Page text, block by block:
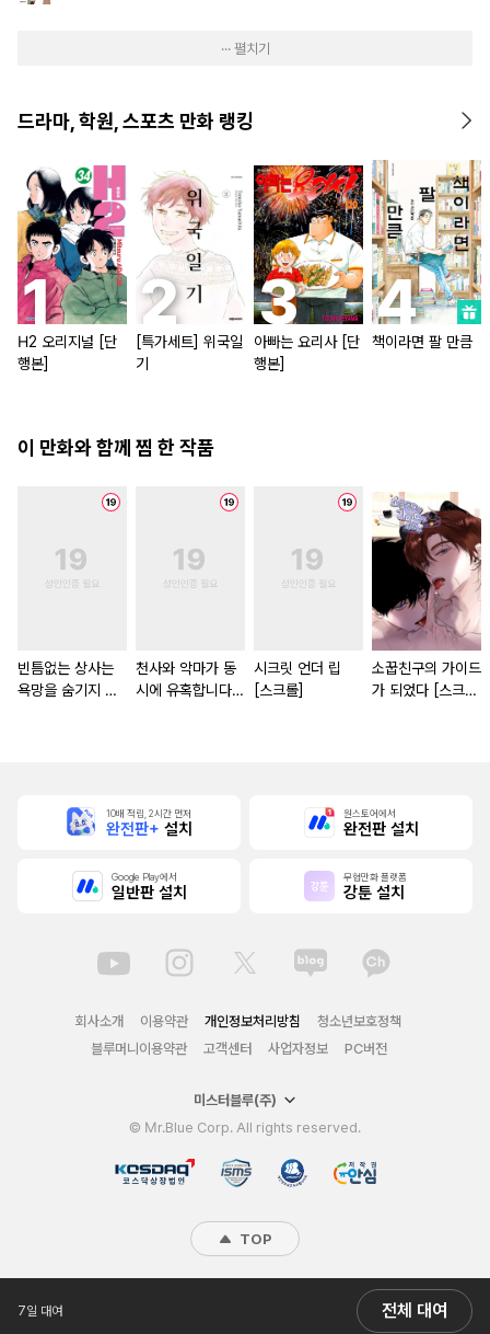
··· 펼치기
드라마, 학원, 스포츠 만화 랭킹
H2 오리지널 [단
행본]
[특가세트] 위국일
기
아빠는 요리사 [단
행본]
책이라면 팔 만큼
이 만화와 함께 찜 한 작품
빈틈없는 상사는
욕망을 숨기지 않
천사와 악마가 동
시에 유혹합니다
시크릿 언더 립
[스크롤]
소꿉친구의 가이드
가 되었다 [스크
7일 대여 전체 대여
10배 적립, 2시간 먼저
완전판+ 설치
원스토어에서
완전판 설치
Google Play에서
일반판 설치
무협만화 플랫폼
강툰 설치
회사소개 이용약관 개인정보처리방침
청소년보호정책
블루머니이용약관
고객센터 사업자정보 PC버전
미스터블루(주)
© Mr.Blue Corp. All rights reserved.
TOP